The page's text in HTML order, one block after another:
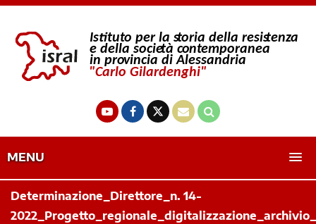
MENU
Determinazione_Direttore_n. 14-